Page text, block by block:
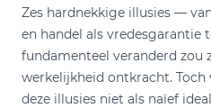
Zes hardnekkige illusies —
en handel als vredesgarantie
fundamenteel veranderd zou
werkelijkheid ontkracht.
deze illusies niet als naïef